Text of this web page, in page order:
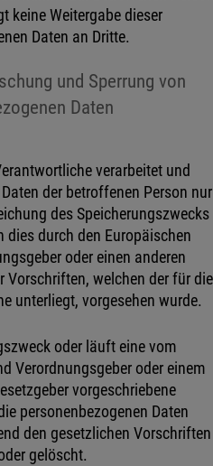
keine Weitergabe dieser
Daten an Dritte.
und Sperrung von
Daten
verarbeitet und
der betroffenen Person nur
des Speicherungszwecks
dies durch den Europäischen
oder einen anderen
Vorschriften, welchen der für die
unterliegt, vorgesehen wurde.
oder läuft eine vom
Verordnungsgeber oder einem
vorgeschriebene
personenbezogenen Daten
den gesetzlichen Vorschriften
gelöscht.